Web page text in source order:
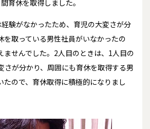
育休を取得しました。
験がなかったため、育児の大変さが分
を取っている男性社員がいなかったの
ませんでした。2人目のときは、1人目の
さが分かり、周囲にも育休を取得する男
たので、育休取得に積極的になりまし